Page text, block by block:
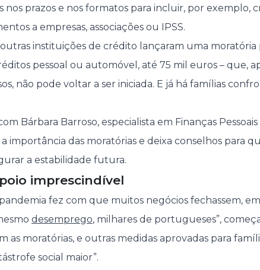
nos prazos e nos formatos para incluir, por exemplo,
a empresas, associações ou IPSS.
instituições de crédito lançaram uma moratória
pessoal ou automóvel, até 75 mil euros – que,
não pode voltar a ser iniciada. E já há famílias
Bárbara Barroso, especialista em Finanças
importância das moratórias e deixa conselhos para
a estabilidade futura.
imprescindível
fez com que muitos negócios fechassem,
desemprego, milhares de portugueses”,
as moratórias, e outras medidas aprovadas para
social maior”.